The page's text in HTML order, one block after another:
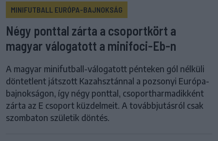
MINIFUTBALL EURÓPA-BAJNOKSÁG
Négy ponttal zárta a csoportkört a
magyar válogatott a minifoci-Eb-n
A magyar minifutball-válogatott pénteken gól nélküli
döntetlent játszott Kazahsztánnal a pozsonyi Európa-
bajnokságon, így négy ponttal, csoportharmadikként
zárta az E csoport küzdelmeit. A továbbjutásról csak
szombaton születik döntés.